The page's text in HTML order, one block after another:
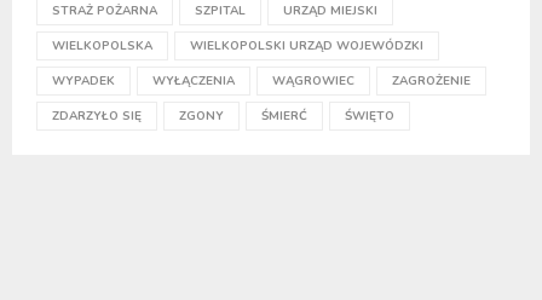
STRAŻ POŻARNA SZPITAL URZĄD MIEJSKI
WIELKOPOLSKA WIELKOPOLSKI URZĄD WOJEWÓDZKI
WYPADEK WYŁĄCZENIA WĄGROWIEC ZAGROŻENIE
ZDARZYŁO SIĘ ZGONY ŚMIERĆ ŚWIĘTO